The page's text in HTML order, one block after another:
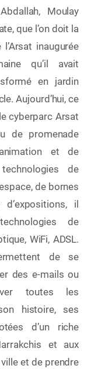
conscience
Mohammed VI
vous
du Salon
et du Livre
et à ses
2 au 5 décembre
Moulay
que l’on doit la
inaugurée
qu’il avait
en jardin
Aujourd’hui, ce
cyberparc Arsat
de promenade
et de
de
de bornes
il
de
WiFi, ADSL.
de se
des e-mails ou
toutes les
histoire, ses
d’un riche
et aux
et de prendre